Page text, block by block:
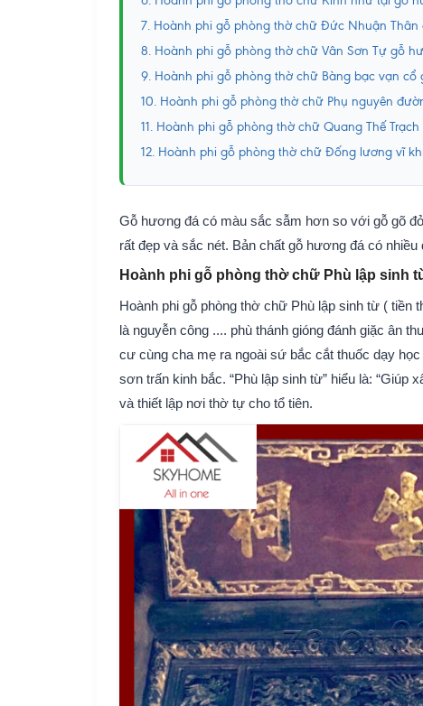
7. Hoành phi gỗ phòng thờ chữ Đức Nhuận Thân
8. Hoành phi gỗ phòng thờ chữ Vân Sơn Tự gỗ
9. Hoành phi gỗ phòng thờ chữ Bàng bạc vạn cổ
10. Hoành phi gỗ phòng thờ chữ Phụ nguyên
11. Hoành phi gỗ phòng thờ chữ Quang Thế
12. Hoành phi gỗ phòng thờ chữ Đống lương vĩ
Gỗ hương đá có màu sắc sẫm hơn so với gỗ gõ
rất đẹp và sắc nét. Bản chất gỗ hương đá có
Hoành phi gỗ phòng thờ chữ Phù lập sinh
Hoành phi gỗ phòng thờ chữ Phù lập sinh từ ( tiền
là nguyễn công .... phù thánh gióng đánh giặc ân
cư cùng cha mẹ ra ngoài sứ bắc cắt thuốc dạy
sơn trấn kinh bắc. “Phù lập sinh từ” hiểu là:
và thiết lập nơi thờ tự cho tổ tiên.